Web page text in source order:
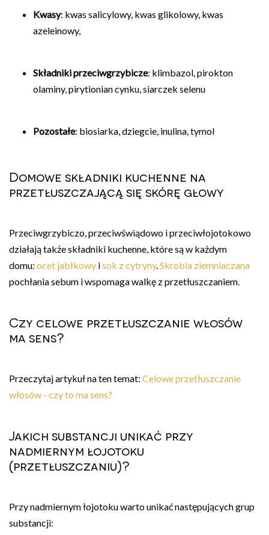
Kwasy: kwas salicylowy, kwas glikolowy, kwas
azeleinowy,
Składniki przeciwgrzybicze: klimbazol, pirokton
olaminy, pirytionian cynku, siarczek selenu
Pozostałe: biosiarka, dziegcie, inulina, tymol
Domowe składniki kuchenne na
przetłuszczającą się skórę głowy
Przeciwgrzybiczo, przeciwświądowo i przeciwłojotokowo
działają także składniki kuchenne, które są w każdym
domu: ocet jabłkowy isok z cytryny. Skrobia ziemniaczana
pochłania sebum i wspomaga walkę z przetłuszczaniem.
Czy celowe przetłuszczanie włosów
ma sens?
Przeczytaj artykuł na ten temat: Celowe przetłuszczanie
włosów - czy to ma sens?
Jakich substancji unikać przy
nadmiernym łojotoku
(przetłuszczaniu)?
Przy nadmiernym łojotoku warto unikać następujących grup
substancji: